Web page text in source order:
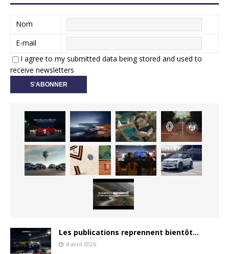
Nom
E-mail
I agree to my submitted data being stored and used to
receive newsletters
Les publications reprennent bientôt…
4 avril 2026